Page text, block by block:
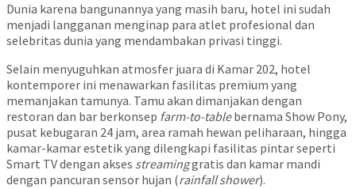
Dunia karena bangunannya yang masih baru, hotel ini sudah
menjadi langganan menginap para atlet profesional dan
selebritas dunia yang mendambakan privasi tinggi.
Selain menyuguhkan atmosfer juara di Kamar 202, hotel
kontemporer ini menawarkan fasilitas premium yang
memanjakan tamunya. Tamu akan dimanjakan dengan
restoran dan bar berkonsep farm-to-tablebernama Show Pony,
pusat kebugaran 24 jam, area ramah hewan peliharaan, hingga
kamar-kamar estetik yang dilengkapi fasilitas pintar seperti
Smart TV dengan akses streaminggratis dan kamar mandi
dengan pancuran sensor hujan (rainfall shower).